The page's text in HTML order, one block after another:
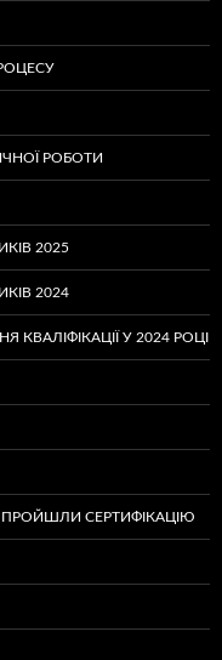
РОБОТИ
2025
2024
У 2024 РОЦІ
ПРОЙШЛИ СЕРТИФІКАЦІЮ